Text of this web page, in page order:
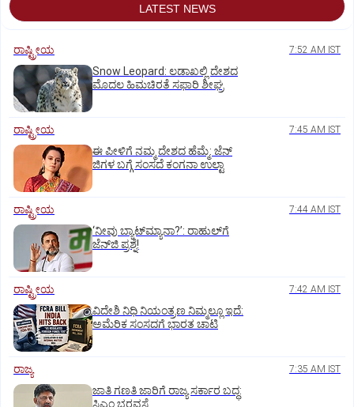
LATEST NEWS
ರಾಷ್ಟ್ರೀಯ 7:52 AM IST
Snow Leopard: ಲಡಾಖಲ್ಲಿ ದೇಶದ
ಮೊದಲ ಹಿಮಚಿರತೆ ಸಫಾರಿ ಶೀಘ್ರ
ರಾಷ್ಟ್ರೀಯ 7:45 AM IST
ಈ ಪೀಳಿಗೆ ನಮ್ಮ ದೇಶದ ಹೆಮ್ಮೆ: ಜೆನ್‌
ಜಿಗಳ ಬಗ್ಗೆ ಸಂಸದೆ ಕಂಗನಾ ಉಲ್ಟಾ
ರಾಷ್ಟ್ರೀಯ 7:44 AM IST
‘ನೀವು ಬ್ಯಾಟ್‌ಮ್ಯಾನಾ?’: ರಾಹುಲ್‌ಗೆ
ಜೆನ್‌ಜಿ ಪ್ರಶ್ನೆ!
ರಾಷ್ಟ್ರೀಯ 7:42 AM IST
ವಿದೇಶಿ ನಿಧಿ ನಿಯಂತ್ರಣ ನಿಮ್ಮಲ್ಲೂ ಇದೆ:
ಅಮೆರಿಕ ಸಂಸದಗೆ ಭಾರತ ಚಾಟಿ
ರಾಜ್ಯ 7:35 AM IST
ಜಾತಿ ಗಣತಿ ಜಾರಿಗೆ ರಾಜ್ಯ ಸರ್ಕಾರ ಬದ್ಧ:
ಸಿಎಂ ಭರವಸೆ